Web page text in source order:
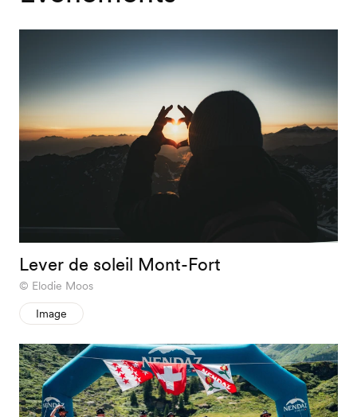
Lever de soleil Mont-Fort
Elodie Moos
Image